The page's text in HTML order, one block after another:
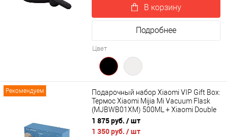
В корзину
Подробнее
Цвет
Рекомендуем
Подарочный набор Xiaomi VIP Gift Box:
Термос Xiaomi Mijia Mi Vacuum Flask
(MJBWB01XM) 500ML + Xiaomi Double
Dynamic Earphone SDQEJ06WM
1 875 руб. / шт
1 350 руб. / шт